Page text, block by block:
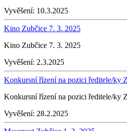
Vyvěšení: 10.3.2025
Kino Zubčice 7. 3. 2025
Kino Zubčice 7. 3. 2025
Vyvěšení: 2.3.2025
Konkursní řízení na pozici ředitele/ky
Konkursní řízení na pozici ředitele/ky
Vyvěšení: 28.2.2025